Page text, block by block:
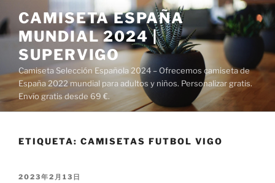
al
contenido
CAMISETA ESPAÑA
MUNDIAL 2024 |
SUPERVIGO
Camiseta Selección Española 2024 – Ofrecemos camiseta de
España 2022 mundial para adultos y niños. Personalizar gratis.
Envío gratis desde 69 €.
ETIQUETA: CAMISETAS FUTBOL VIGO
PUBLICADO
2023年2月13日